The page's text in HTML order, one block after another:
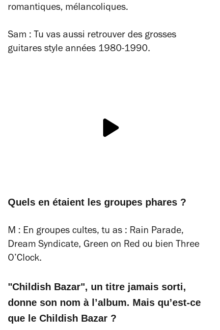
romantiques, mélancoliques.
Sam : Tu vas aussi retrouver des grosses
guitares style années 1980-1990.
Quels en étaient les groupes phares ?
M : En groupes cultes, tu as : Rain Parade,
Dream Syndicate, Green on Red ou bien Three
O’Clock.
"Childish Bazar", un titre jamais sorti,
donne son nom à l’album. Mais qu’est-ce
que le Childish Bazar ?